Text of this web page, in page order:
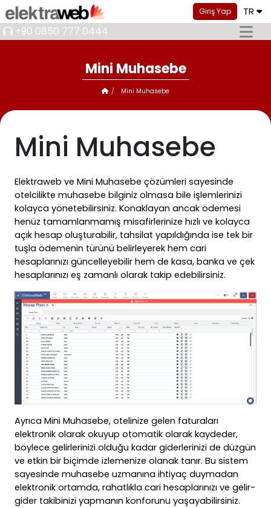
Giriş Yap TR
+90 0850 777 0444
Mini Muhasebe
Mini Muhasebe
Mini Muhasebe
Elektraweb ve Mini Muhasebe çözümleri sayesinde
otelcilikte muhasebe bilginiz olmasa bile işlemlerinizi
kolayca yönetebilirsiniz. Konaklayan ancak ödemesi
henüz tamamlanmamış misafirlerinize hızlı ve kolayca
açık hesap oluşturabilir, tahsilat yapıldığında ise tek bir
tuşla ödemenin türünü belirleyerek hem cari
hesaplarınızı güncelleyebilir hem de kasa, banka ve çek
hesaplarınızı eş zamanlı olarak takip edebilirsiniz.
Ayrıca Mini Muhasebe, otelinize gelen faturaları
elektronik olarak okuyup otomatik olarak kaydeder,
böylece gelirlerinizi olduğu kadar giderlerinizi de düzgün
ve etkin bir biçimde izlemenize olanak tanır. Bu sistem
sayesinde muhasebe uzmanına ihtiyaç duymadan
elektronik ortamda, rahatlıkla cari hesaplarınızı ve gelir-
gider takibinizi yapmanın konforunu yaşayabilirsiniz.